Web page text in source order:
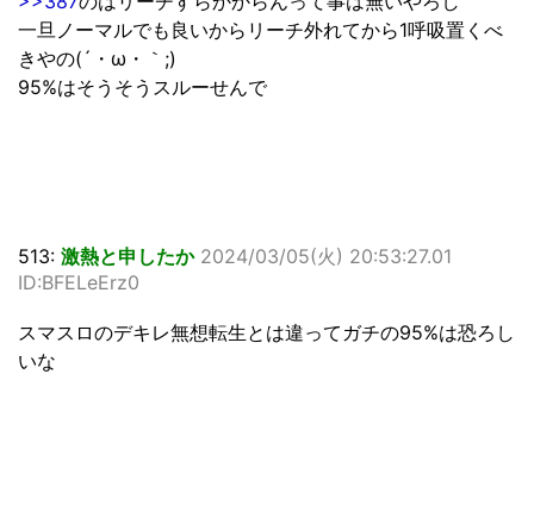
一旦ノーマルでも良いからリーチ外れてから1呼吸置くべ
きやの(´・ω・｀;)
95%はそうそうスルーせんで
513: 激熱と申したか 2024/03/05(火) 20:53:27.01
ID:BFELeErz0
スマスロのデキレ無想転生とは違ってガチの95%は恐ろし
いな